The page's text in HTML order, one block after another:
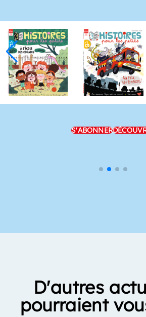
S'ABONNER
D'autres
pourraient